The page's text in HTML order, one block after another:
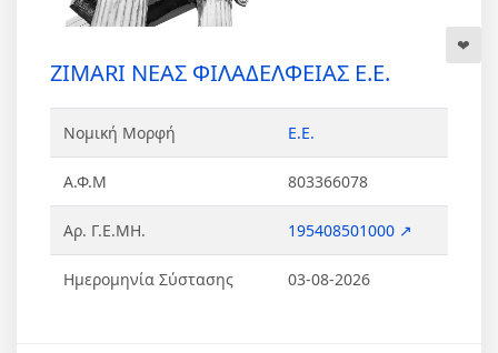
ZIMARI ΝΕΑΣ ΦΙΛΑΔΕΛΦΕΙΑΣ Ε.Ε.
Νομική Μορφή Ε.Ε.
Α.Φ.Μ 803366078
Αρ. Γ.Ε.ΜΗ. 195408501000 ↗
Ημερομηνία Σύστασης 03-08-2026